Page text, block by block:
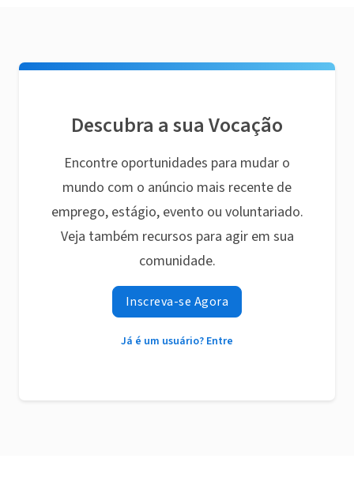
Descubra a sua Vocação
Encontre oportunidades para mudar o
mundo com o anúncio mais recente de
emprego, estágio, evento ou voluntariado.
Veja também recursos para agir em sua
comunidade.
Inscreva-se Agora
Já é um usuário? Entre